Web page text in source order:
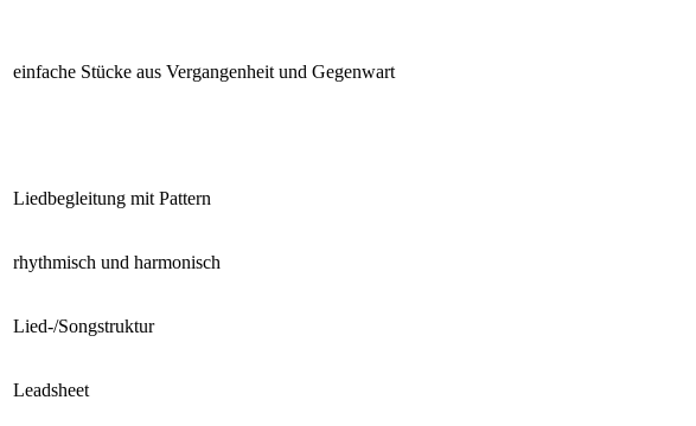
einfache Stücke aus Vergangenheit und Gegenwart
Liedbegleitung mit Pattern
rhythmisch und harmonisch
Lied-/Songstruktur
Leadsheet